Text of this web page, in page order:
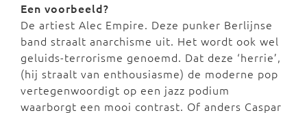
Een voorbeeld?
De artiest Alec Empire. Deze punker Berlijnse
band straalt anarchisme uit. Het wordt ook wel
geluids-terrorisme genoemd. Dat deze ‘herrie’,
(hij straalt van enthousiasme) de moderne pop
vertegenwoordigt op een jazz podium
waarborgt een mooi contrast. Of anders Caspar